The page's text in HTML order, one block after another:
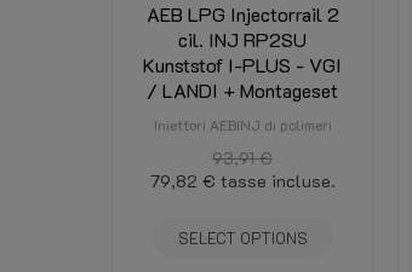
riferimenti specifici
ean13
MPN
Condizione Nuovo
AEB LPG Injectorrail 2
cil. INJ RP2SU
Kunststof I-PLUS - VGI
/ LANDI + Montageset
Iniettori AEBINJ di polimeri
93,91 €
79,82 € tasse incluse.
SELECT OPTIONS